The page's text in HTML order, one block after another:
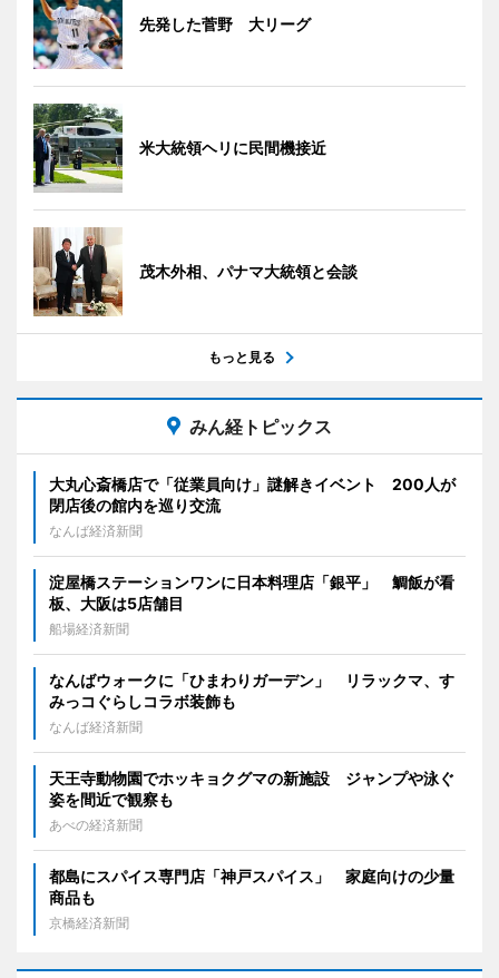
先発した菅野 大リーグ
米大統領ヘリに民間機接近
茂木外相、パナマ大統領と会談
もっと見る
みん経トピックス
大丸心斎橋店で「従業員向け」謎解きイベント 200人が
閉店後の館内を巡り交流
なんば経済新聞
淀屋橋ステーションワンに日本料理店「銀平」 鯛飯が看
板、大阪は5店舗目
船場経済新聞
なんばウォークに「ひまわりガーデン」 リラックマ、す
みっコぐらしコラボ装飾も
なんば経済新聞
天王寺動物園でホッキョクグマの新施設 ジャンプや泳ぐ
姿を間近で観察も
あべの経済新聞
都島にスパイス専門店「神戸スパイス」 家庭向けの少量
商品も
京橋経済新聞